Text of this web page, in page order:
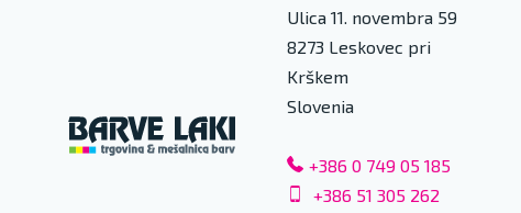
Ulica 11. novembra 59
8273 Leskovec pri
Krškem
Slovenia
+386 0 749 05 185
+386 51 305 262